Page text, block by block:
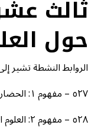
ثالث
حول
الروابط النشطة تشير
٥٢٧ – مفهوم ١: الحضارة الإسلامية والعلوم الدنيوية
٥٢٨ – مفهوم ٢: العلوم الإنسانية